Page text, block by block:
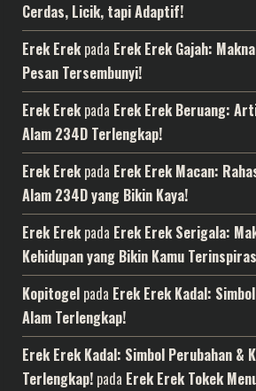
Cerdas, Licik, tapi Adaptif!
Erek Erekpada Erek Erek Gajah:
Pesan Tersembunyi!
Erek Erekpada Erek Erek Beruang:
Alam 234D Terlengkap!
Erek Erekpada Erek Erek Macan:
Alam 234D yang Bikin Kaya!
Erek Erekpada Erek Erek Serigala:
Kehidupan yang Bikin Kamu
Kopitogel pada Erek Erek Kadal:
Alam Terlengkap!
Erek Erek Kadal: Simbol Perubahan &
Terlengkap! pada Erek Erek Tokek